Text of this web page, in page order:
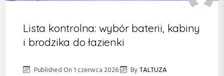
Lista kontrolna: wybór baterii, kabiny
i brodzika do łazienki
Published On 1 czerwca 2026 ByTALTUZA